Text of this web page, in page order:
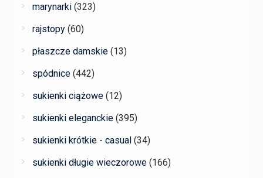
marynarki (323)
rajstopy (60)
płaszcze damskie (13)
spódnice (442)
sukienki ciążowe (12)
sukienki eleganckie (395)
sukienki krótkie - casual (34)
sukienki długie wieczorowe (166)